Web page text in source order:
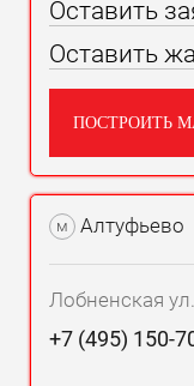
Оставить
Оставить
ПОСТРОИТЬ
м Алтуфьево
Лобненская
+7 (495) 150-